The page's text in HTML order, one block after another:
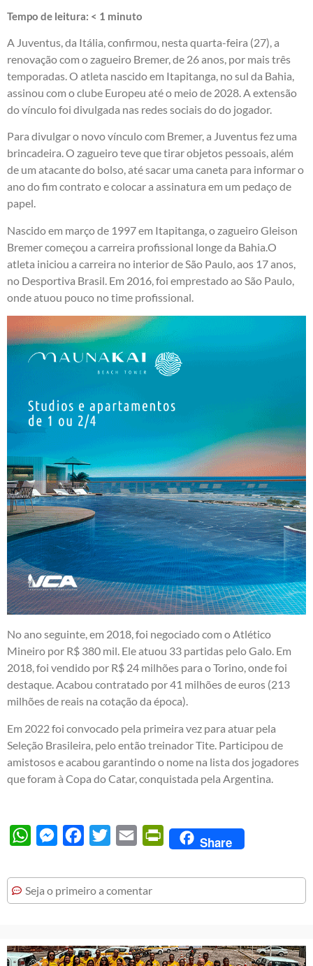
Tempo de leitura: < 1 minuto
A Juventus, da Itália, confirmou, nesta quarta-feira (27), a
renovação com o zagueiro Bremer, de 26 anos, por mais três
temporadas. O atleta nascido em Itapitanga, no sul da Bahia,
assinou com o clube Europeu até o meio de 2028. A extensão
do vínculo foi divulgada nas redes sociais do do jogador.
Para divulgar o novo vínculo com Bremer, a Juventus fez uma
brincadeira. O zagueiro teve que tirar objetos pessoais, além
de um atacante do bolso, até sacar uma caneta para informar o
ano do fim contrato e colocar a assinatura em um pedaço de
papel.
Nascido em março de 1997 em Itapitanga, o zagueiro Gleison
Bremer começou a carreira profissional longe da Bahia.O
atleta iniciou a carreira no interior de São Paulo, aos 17 anos,
no Desportiva Brasil. Em 2016, foi emprestado ao São Paulo,
onde atuou pouco no time profissional.
No ano seguinte, em 2018, foi negociado com o Atlético
Mineiro por R$ 380 mil. Ele atuou 33 partidas pelo Galo. Em
2018, foi vendido por R$ 24 milhões para o Torino, onde foi
destaque. Acabou contratado por 41 milhões de euros (213
milhões de reais na cotação da época).
Em 2022 foi convocado pela primeira vez para atuar pela
Seleção Brasileira, pelo então treinador Tite. Participou de
amistosos e acabou garantindo o nome na lista dos jogadores
que foram à Copa do Catar, conquistada pela Argentina.
WhatsAppMessengerFacebook
Twitter Email PrintFriendly
Share
Seja o primeiro a comentar